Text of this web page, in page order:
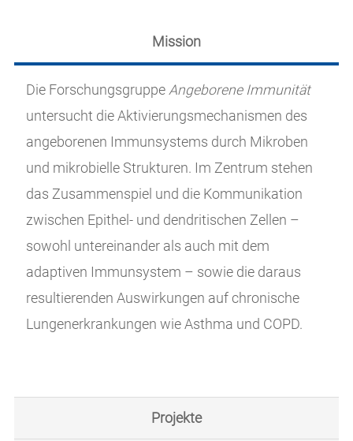
Mission
Die Forschungsgruppe Angeborene Immunität
untersucht die Aktivierungsmechanismen des
angeborenen Immunsystems durch Mikroben
und mikrobielle Strukturen. Im Zentrum stehen
das Zusammenspiel und die Kommunikation
zwischen Epithel- und dendritischen Zellen –
sowohl untereinander als auch mit dem
adaptiven Immunsystem – sowie die daraus
resultierenden Auswirkungen auf chronische
Lungenerkrankungen wie Asthma und COPD.
Projekte